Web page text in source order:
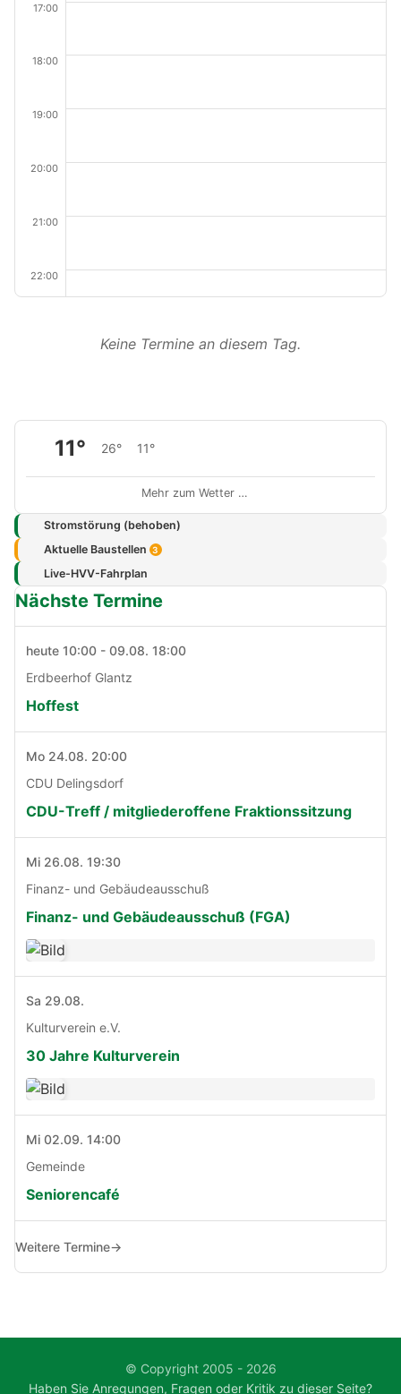
17:00
18:00
19:00
20:00
21:00
22:00
Keine Termine an diesem Tag.
11° 26° 11°
Mehr zum Wetter …
Stromstörung (behoben)
Aktuelle Baustellen 3
Live-HVV-Fahrplan
Nächste Termine
heute 10:00 - 09.08. 18:00
Erdbeerhof Glantz
Hoffest
Mo 24.08. 20:00
CDU Delingsdorf
CDU-Treff / mitgliederoffene Fraktionssitzung
Mi 26.08. 19:30
Finanz- und Gebäudeausschuß
Finanz- und Gebäudeausschuß (FGA)
Sa 29.08.
Kulturverein e.V.
30 Jahre Kulturverein
Mi 02.09. 14:00
Gemeinde
Seniorencafé
Weitere Termine→
© Copyright 2005 - 2026
Haben Sie Anregungen, Fragen oder Kritik zu dieser Seite?